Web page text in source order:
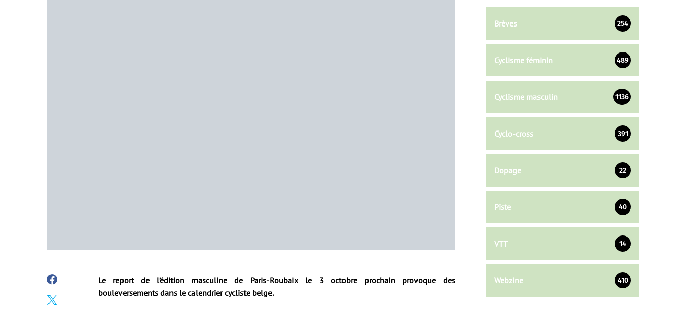
Le report de l’édition masculine de Paris-Roubaix le 3 octobre prochain provoque des
bouleversements dans le calendrier cycliste belge.
Brèves 254
Cyclisme féminin 489
Cyclisme masculin 1136
Cyclo-cross 391
Dopage 22
Piste 40
VTT 14
Webzine 410